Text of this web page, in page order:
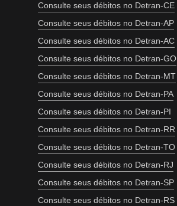
Consulte seus débitos no Detran-CE
Consulte seus débitos no Detran-AP
Consulte seus débitos no Detran-AC
Consulte seus débitos no Detran-GO
Consulte seus débitos no Detran-MT
Consulte seus débitos no Detran-PA
Consulte seus débitos no Detran-PI
Consulte seus débitos no Detran-RR
Consulte seus débitos no Detran-TO
Consulte seus débitos no Detran-RJ
Consulte seus débitos no Detran-SP
Consulte seus débitos no Detran-RS